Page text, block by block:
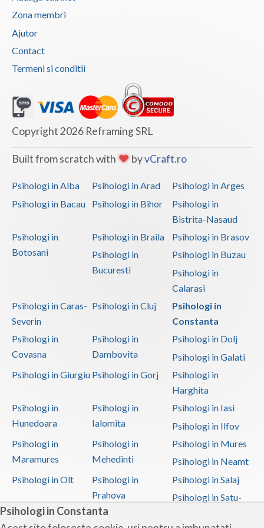
Psihologi in Constanta
Zona membri
Ajutor
Contact
Termeni si conditii
Copyright 2026 Reframing SRL
Built from scratch with byvCraft.ro
Psihologi in Alba Psihologi in Arad
Psihologi in Arges
Psihologi in Bacau
Psihologi in Bihor
Psihologi in
Bistrita-Nasaud
Psihologi in
Botosani
Psihologi in Braila
Psihologi in Brasov
Psihologi in
Bucuresti
Psihologi in Buzau
Psihologi in
Calarasi
Psihologi in Caras-
Severin
Psihologi in Cluj
Psihologi in
Constanta
Psihologi in
Covasna
Psihologi in
Dambovita
Psihologi in Dolj
Psihologi in Galati
Psihologi in Giurgiu Psihologi in Gorj
Psihologi in
Harghita
Psihologi in
Hunedoara
Psihologi in
Ialomita
Psihologi in Iasi
Psihologi in Ilfov
Psihologi in
Maramures
Psihologi in
Mehedinti
Psihologi in Mures
Psihologi in Neamt
Psihologi in Olt
Psihologi in
Prahova
Psihologi in Salaj
Psihologi in Satu-